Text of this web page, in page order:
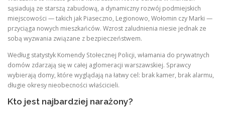
sąsiadują ze starszą zabudową, a dynamiczny rozwój podmiejskich
miejscowości — takich jak Piaseczno, Legionowo, Wołomin czy Marki —
przyciąga nowych mieszkańców. Wzrost zaludnienia niesie jednak ze
sobą wyzwania związane z bezpieczeństwem.
Według statystyk Komendy Stołecznej Policji, włamania do prywatnych
domów zdarzają się w całej aglomeracji warszawskiej. Sprawcy
wybierają domy, które wyglądają na łatwy cel: brak kamer, brak alarmu,
długie okresy nieobecności właścicieli.
Kto jest najbardziej narażony?